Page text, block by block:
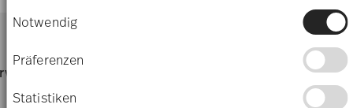
Sie können Ihre Einwilligung jederzeit über die
Cookie-Erklärung oder durch Klicken auf das
Privacy Trigger Symbol ändern oder widerrufen
Informationen über Ihre geografische Lage
Notwendig
Präferenzen
Statistiken
6x Espresso Saucer, 6x Espresso Cup
Espresso Saucer|Versace|Barocco Mosaic|19335-403728-
Dishwasher Safe Food contact safe
shipping
Free delivery from £135:
Delivery to the United Kingdom is
Footer
Services
Free